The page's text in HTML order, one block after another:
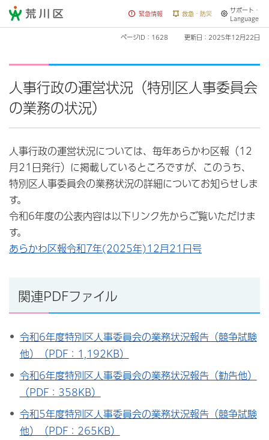
荒川区 緊急情報 救急・防災
サポート・
Language
ページID：1628 更新日：2025年12月22日
人事行政の運営状況（特別区人事委員会
の業務の状況）
人事行政の運営状況については、毎年あらかわ区報（12
月21日発行）に掲載しているところですが、このうち、
特別区人事委員会の業務状況の詳細についてお知らせしま
す。
令和6年度の公表内容は以下リンク先からご覧いただけま
す。
あらかわ区報令和7年(2025年)12月21日号
関連PDFファイル
令和6年度特別区人事委員会の業務状況報告（競争試験
他）（PDF：1,192KB）
令和6年度特別区人事委員会の業務状況報告（勧告他）
（PDF：358KB）
令和5年度特別区人事委員会の業務状況報告（競争試験
他）（PDF：265KB）